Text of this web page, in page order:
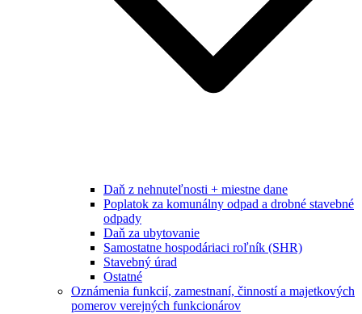
Daň z nehnuteľnosti + miestne dane
Poplatok za komunálny odpad a drobné stavebné
odpady
Daň za ubytovanie
Samostatne hospodáriaci roľník (SHR)
Stavebný úrad
Ostatné
Oznámenia funkcií, zamestnaní, činností a majetkových
pomerov verejných funkcionárov